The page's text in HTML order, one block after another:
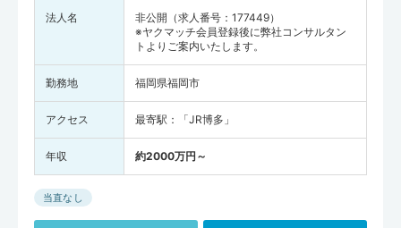
法人名
非公開（求人番号：177449）
※ヤクマッチ会員登録後に弊社コンサルタン
トよりご案内いたします。
勤務地 福岡県福岡市
アクセス 最寄駅：「JR博多」
年収 約2000万円～
当直なし